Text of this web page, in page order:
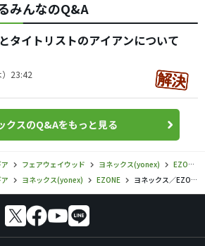
みんなのQ&A
タイトリストのアイアンについて
23:42
クスのQ&Aをもっと見る
フェアウェイウッド ヨネックス(yonex)
EZONE
ヨネックス(yonex) EZONE ヨネックス／EZONE／EZONE GT フェアウェイウッド（2022）の口コミ評価